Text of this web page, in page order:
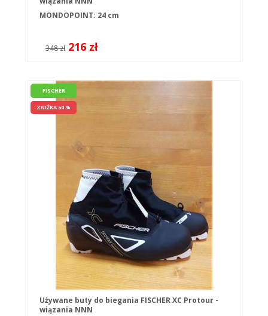
MONDOPOINT: 24 cm
348 zł 216 zł
FISCHER
ZNIŻKA 50 %
Używane buty do biegania FISCHER XC Protour -
wiązania NNN